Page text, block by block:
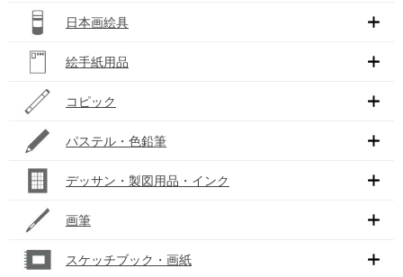
日本画絵具
絵手紙用品
コピック
パステル・色鉛筆
デッサン・製図用品・インク
画筆
スケッチブック・画紙